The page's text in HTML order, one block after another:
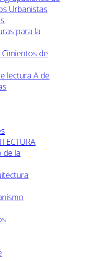
Urbanistas
para la
de
lectura A de
de la